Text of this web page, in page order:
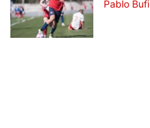
Pablo Bufi